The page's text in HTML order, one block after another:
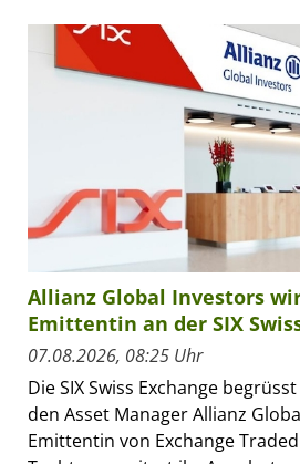
Allianz Global Investors
Emittentin an der SIX
07.08.2026, 08:25 Uhr
Die SIX Swiss Exchange
den Asset Manager Allianz
Emittentin von Exchange